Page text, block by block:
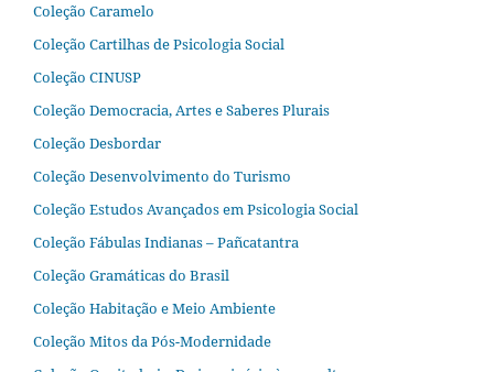
Coleção Caramelo
Coleção Cartilhas de Psicologia Social
Coleção CINUSP
Coleção Democracia, Artes e Saberes Plurais
Coleção Desbordar
Coleção Desenvolvimento do Turismo
Coleção Estudos Avançados em Psicologia Social
Coleção Fábulas Indianas – Pañcatantra
Coleção Gramáticas do Brasil
Coleção Habitação e Meio Ambiente
Coleção Mitos da Pós-Modernidade